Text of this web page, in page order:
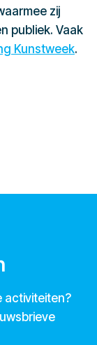
zij
publiek. Vaak
Kunstweek.
activiteiten?